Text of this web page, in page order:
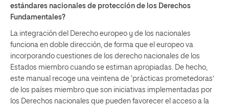
estándares nacionales de protección de los Derechos
Fundamentales?
La integración del Derecho europeo y de los nacionales
funciona en doble dirección, de forma que el europeo va
incorporando cuestiones de los derecho nacionales de los
Estados miembro cuando se estiman apropiadas. De hecho,
este manual recoge una veintena de ‘prácticas prometedoras’
de los países miembro que son iniciativas implementadas por
los Derechos nacionales que pueden favorecer el acceso a la